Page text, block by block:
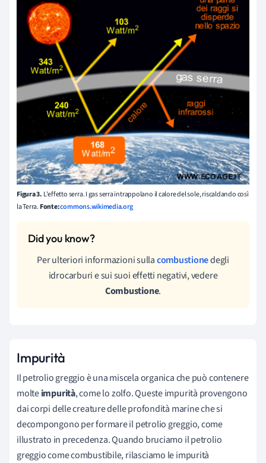
Figura 3. L'effetto serra. I gas serra intrappolano il calore del sole, riscaldando così
la Terra.Fonte:commons.wikimedia.org
Per ulteriori informazioni sullacombustionedegli
idrocarburi e sui suoi effetti negativi, vedere
Combustione.
Impurità
Il petrolio greggio è una miscela organica che può contenere
molteimpurità, come lo zolfo. Queste impurità provengono
dai corpi delle creature delle profondità marine che si
decompongono per formare il petrolio greggio, come
illustrato in precedenza. Quando bruciamo il petrolio
greggio come combustibile, rilasciamo le impurità